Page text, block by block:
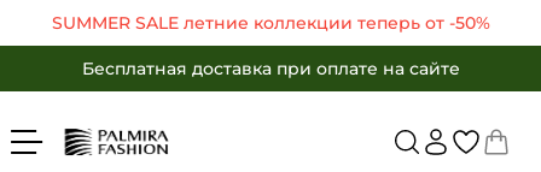
SUMMER SALE летние коллекции теперь от -50%
SUMMER SALE летние коллекции теперь от -50%
Бесплатная доставка при оплате на сайте
Бесплатная доставка при оплате на сайте
Войти Укр Рус
ЖЕНЩИНАММУЖЧИНАМ
Вернуться в